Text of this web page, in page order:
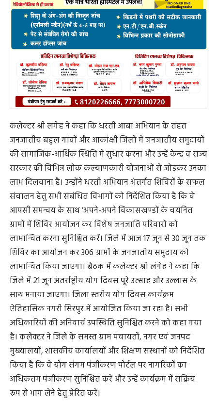
कलेक्टर श्री लंगेह ने कहा कि धरती आबा अभियान के तहत
जनजातीय बहुल गांवों और आकांक्षी जिलों में जनजातीय समुदायों
की सामाजिक-आर्थिक स्थिति में सुधार करना और उन्हें केन्द्र व राज्य
सरकार की विभिन्न लोक कल्याणकारी योजनाओं से जोड़कर उनका
लाभ दिलवाना है। उन्होंने धरती अभियान अंतर्गत शिविरों के सफल
संचालन हेतु सभी संबंधित विभागों को निर्देशित किया है कि वे
आपसी समन्वय के साथ ’अपने-अपने विकासखण्डों के चयनित
ग्रामों में शिविर आयोजन कर विशेष जनजाति परिवारों को
लाभान्वित करना सुनिश्चित करें। जिले में आज 17 जून से 30 जून तक
शिविर का आयोजन कर 306 ग्रामों के जनजातीय समुदाय को
लाभान्वित किया जाएगा। बैठक में कलेक्टर श्री लंगेह ने कहा कि
जिले में 21 जून अंतर्राष्ट्रीय योग दिवस पूरे उत्साह और उल्लास के
साथ मनाया जाएगा। जिला स्तरीय योग दिवस कार्यक्रम
ऐतिहासिक नगरी सिरपुर में आयोजित किया जा रहा है। सभी
अधिकारियों की अनिवार्य उपस्थिति सुनिश्चित करने को कहा गया
है। कलेक्टर ने जिले के समस्त ग्राम पंचायतों, नगर एवं जनपद
मुख्यालयों, शासकीय कार्यालयों और शिक्षण संस्थानों को निर्देशित
किया है कि वे योग संगम पंजीकरण पोर्टल पर नागरिकों का
अधिकतम पंजीकरण सुनिश्चित करें और उन्हें कार्यक्रम में सक्रिय
रूप से भाग लेने हेतु प्रेरित करें।